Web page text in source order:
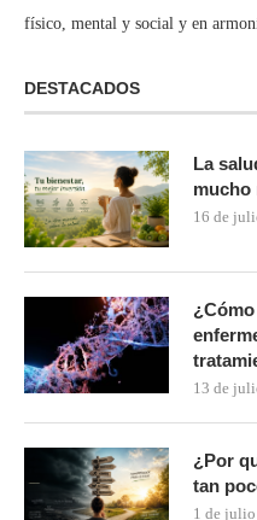
físico, mental y social y en
DESTACADOS
La
mucho
16 de
13 de
¿Por
tan
1 de